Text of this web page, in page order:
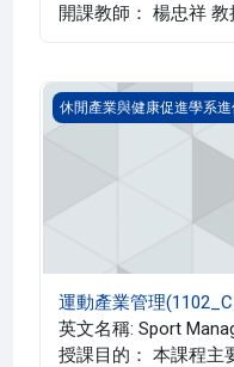
開課教師： 楊忠祥 教
運動產業管理
休閒產業與健康促進學系
運動產業管理
英文名稱: Sport
授課目的： 本課程主